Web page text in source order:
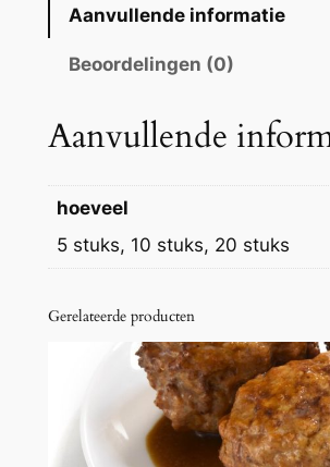
t
t
€
1
0
9
5
l
W
i
a
Aanvullende informatie
Beoordelingen (0)
Aanvullende
hoeveel
5 stuks, 10 stuks, 20 stuks
Gerelateerde producten